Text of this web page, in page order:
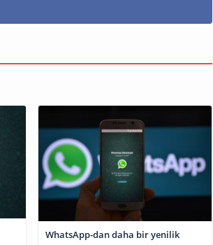
WhatsApp-dan daha bir yenilik